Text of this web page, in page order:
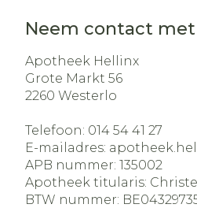
Neem contact met
Apotheek Hellinx
Grote Markt 56
2260 Westerlo
Telefoon: 014 54 41 27
E-mailadres:
APB nummer: 135002
Apotheek titularis:
BTW nummer: